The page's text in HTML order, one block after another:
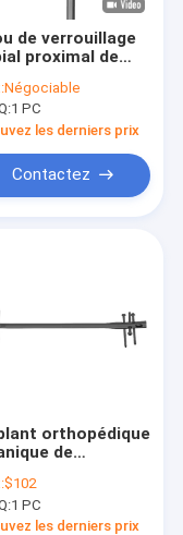
de verrouillage
proximal de
de clou
Négociable
1 PC
les derniers prix
Contactez
orthopédique
de
Tibial
$102
1 PC
les derniers prix